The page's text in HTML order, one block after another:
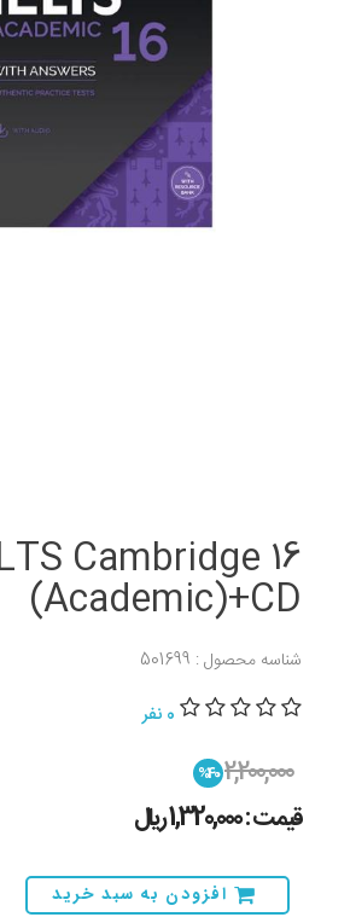
Cambridge 16
(Academic)+CD
شناسه محصول : 501699
0 نفر
2,200,000
%40
قیمت : 1,320,000 ريال
افزودن به سبد خرید